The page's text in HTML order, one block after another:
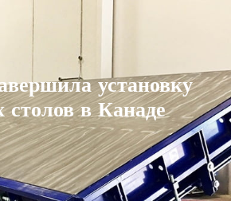
установку
в Канаде